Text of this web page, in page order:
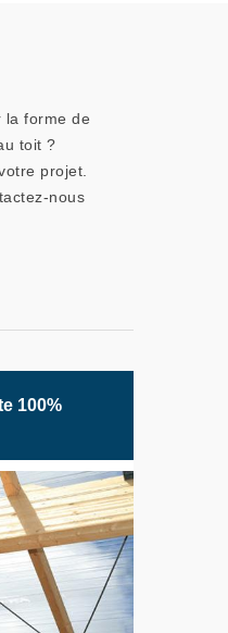
la forme de
toit ?
projet.
nous
100%